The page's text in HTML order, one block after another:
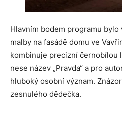
Hlavním bodem programu
malby na fasádě domu ve
kombinuje precizní černobílou
nese název „Pravda“ a pro
hluboký osobní význam.
zesnulého dědečka.